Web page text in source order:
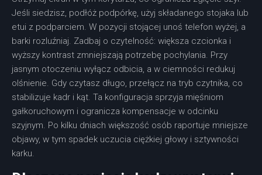
Jeśli siedzisz, podłóż podpórkę, użyj składanego stojaka lub
etui z podparciem. W pozycji stojącej unoś telefon wyżej, a
barki rozluźniaj. Zadbaj o czytelność: większa czcionka i
wyższy kontrast zmniejszają potrzebę pochylania. Przy
jasnym otoczeniu wyłącz odbicia, a w ciemności redukuj
olśnienie. Gdy czytasz długo, przełącz na tryb czytnika, co
stabilizuje kadr i kąt. Ta konfiguracja sprzyja mięśniom
gałkoruchowym i ogranicza kompensacje w odcinku
szyjnym. Po kilku dniach większość osób raportuje mniejsze
objawy, w tym spadek uczucia ciężkiej głowy i sztywności
karku.